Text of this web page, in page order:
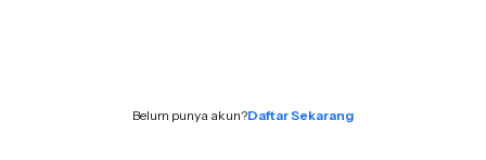
Belum punya akun?Daftar Sekarang